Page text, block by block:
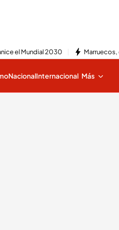
el Mundial 2030
NacionalInternacional Más